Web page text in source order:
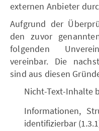
externen Anbieter
Aufgrund der
den zuvor
folgenden
vereinbar. Die
sind aus diesen
Nicht-Text-Inhalte
Informationen,
identifizierbar